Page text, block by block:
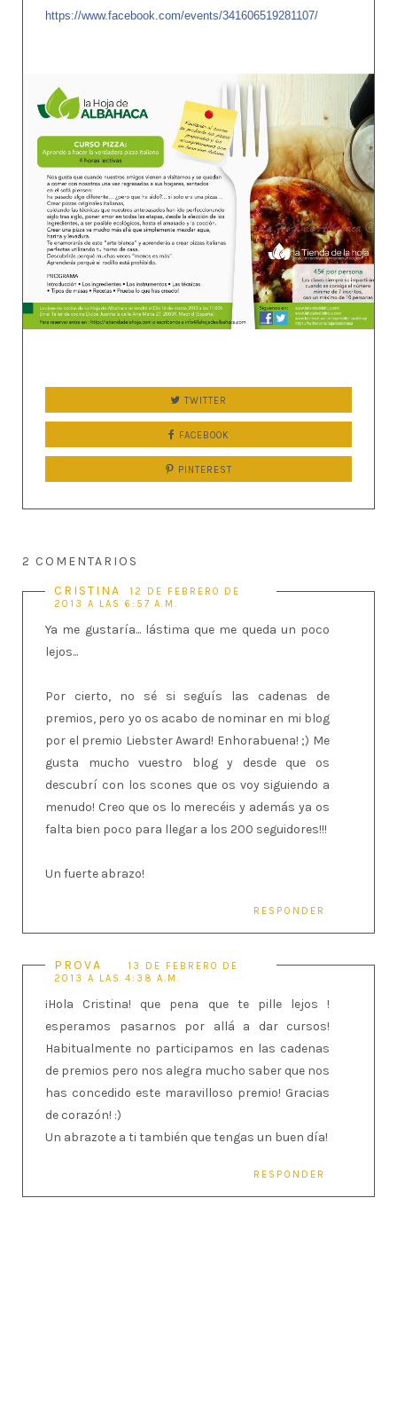
https://www.facebook.com/events/341606519281107/
TWITTER
FACEBOOK
PINTEREST
2 COMENTARIOS
CRISTINA
12 DE FEBRERO DE
2013 A LAS 6:57 A.M.
Ya me gustaría... lástima que me queda un poco
lejos...
Por cierto, no sé si seguís las cadenas de
premios, pero yo os acabo de nominar en mi blog
por el premio Liebster Award! Enhorabuena! ;) Me
gusta mucho vuestro blog y desde que os
descubrí con los scones que os voy siguiendo a
menudo! Creo que os lo merecéis y además ya os
falta bien poco para llegar a los 200 seguidores!!!
Un fuerte abrazo!
RESPONDER
PROVA
13 DE FEBRERO DE
2013 A LAS 4:38 A.M.
¡Hola Cristina! que pena que te pille lejos !
esperamos pasarnos por allá a dar cursos!
Habitualmente no participamos en las cadenas
de premios pero nos alegra mucho saber que nos
has concedido este maravilloso premio! Gracias
de corazón! :)
Un abrazote a ti también que tengas un buen día!
RESPONDER